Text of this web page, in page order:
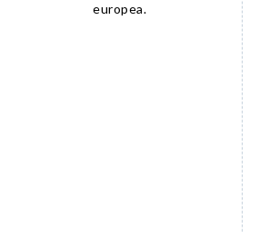
europea.